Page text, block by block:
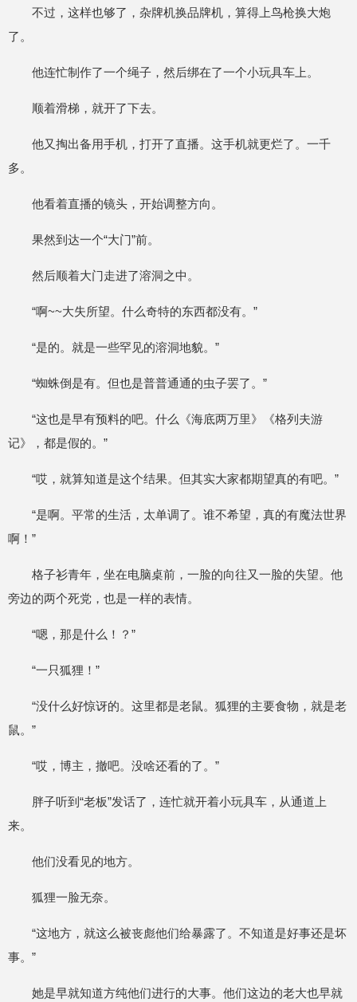
不过，这样也够了，杂牌机换品牌机，算得上鸟枪换大炮
了。
他连忙制作了一个绳子，然后绑在了一个小玩具车上。
顺着滑梯，就开了下去。
他又掏出备用手机，打开了直播。这手机就更烂了。一千
多。
他看着直播的镜头，开始调整方向。
果然到达一个“大门”前。
然后顺着大门走进了溶洞之中。
“啊~~大失所望。什么奇特的东西都没有。”
“是的。就是一些罕见的溶洞地貌。”
“蜘蛛倒是有。但也是普普通通的虫子罢了。”
“这也是早有预料的吧。什么《海底两万里》《格列夫游
记》，都是假的。”
“哎，就算知道是这个结果。但其实大家都期望真的有吧。”
“是啊。平常的生活，太单调了。谁不希望，真的有魔法世界
啊！”
格子衫青年，坐在电脑桌前，一脸的向往又一脸的失望。他
旁边的两个死党，也是一样的表情。
“嗯，那是什么！？”
“一只狐狸！”
“没什么好惊讶的。这里都是老鼠。狐狸的主要食物，就是老
鼠。”
“哎，博主，撤吧。没啥还看的了。”
胖子听到“老板”发话了，连忙就开着小玩具车，从通道上
来。
他们没看见的地方。
狐狸一脸无奈。
“这地方，就这么被丧彪他们给暴露了。不知道是好事还是坏
事。”
她是早就知道方纯他们进行的大事。他们这边的老大也早就